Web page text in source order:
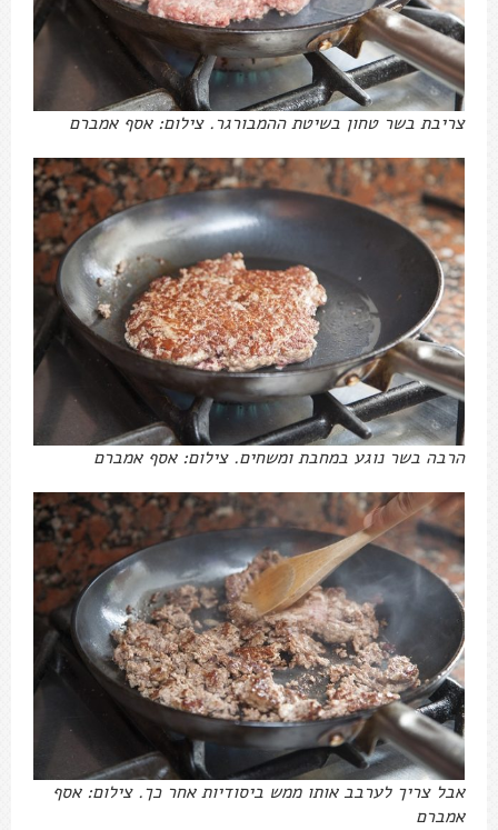
צריבת בשר טחון בשיטת ההמבורגר. צילום: אסף אמברם
הרבה בשר נוגע במחבת ומשחים. צילום: אסף אמברם
אבל צריך לערבב אותו ממש ביסודיות אחר כך. צילום: אסף
אמברם